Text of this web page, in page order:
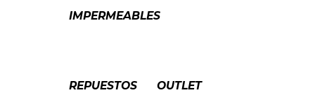
IMPERMEABLES
REPUESTOS OUTLET